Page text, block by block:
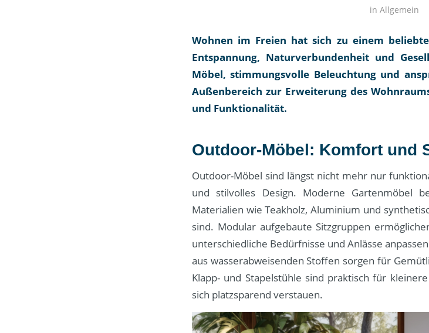
in Allgemein
Wohnen im Freien hat sich zu einem
Entspannung, Naturverbundenheit und
Möbel, stimmungsvolle Beleuchtung und
Außenbereich zur Erweiterung des
und Funktionalität.
Outdoor-Möbel: Komfort und
Outdoor-Möbel sind längst nicht mehr nur
und stilvolles Design. Moderne Gartenmöbel
Materialien wie Teakholz, Aluminium und
sind. Modular aufgebaute Sitzgruppen
unterschiedliche Bedürfnisse und Anlässe
aus wasserabweisenden Stoffen sorgen für
Klapp- und Stapelstühle sind praktisch für
sich platzsparend verstauen.